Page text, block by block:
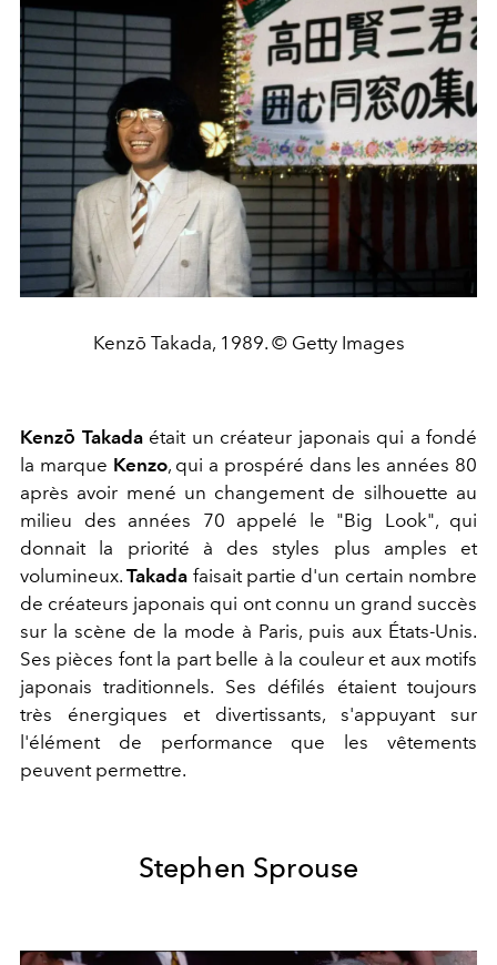
Kenzō Takada, 1989. © Getty Images
Kenzō Takadaétait un créateur japonais qui a fondé
la marque Kenzo, qui a prospéré dans les années 80
après avoir mené un changement de silhouette au
milieu des années 70 appelé le "Big Look", qui
donnait la priorité à des styles plus amples et
volumineux.Takada faisait partie d'un certain nombre
de créateurs japonais qui ont connu un grand succès
sur la scène de la mode à Paris, puis aux États-Unis.
Ses pièces font la part belle à la couleur et aux motifs
japonais traditionnels. Ses défilés étaient toujours
très énergiques et divertissants, s'appuyant sur
l'élément de performance que les vêtements
peuvent permettre.
Stephen Sprouse